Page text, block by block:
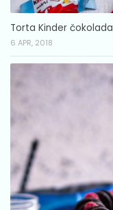
Torta Kinder čokolada
6 APR, 2018